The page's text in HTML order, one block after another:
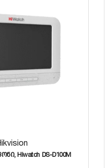
Hiwatch DS-D100M